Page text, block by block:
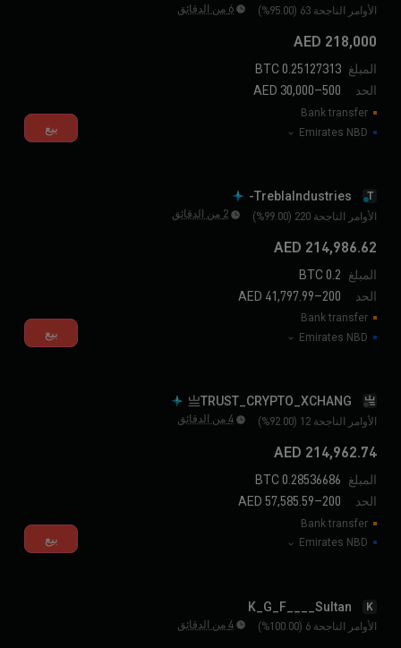
الأوامر الناجحة 63 (95.00%) 6 من الدقائق
218,000 AED
المبلغ
الحد
0.25127313 BTC
500–30,000 AED
بيع
T
TreblaIndustries-
الأوامر الناجحة 220 (99.00%) 2 من الدقائق
214,986.62 AED
المبلغ
الحد
0.2 BTC
200–41,797.99 AED
بيع
亗
亗TRUST_CRYPTO_XCHANG
الأوامر الناجحة 12 (92.00%) 4 من الدقائق
214,962.74 AED
المبلغ
الحد
0.28536686 BTC
200–57,585.59 AED
بيع
K
K_G_F____Sultan
الأوامر الناجحة 6 (100.00%) 4 من الدقائق